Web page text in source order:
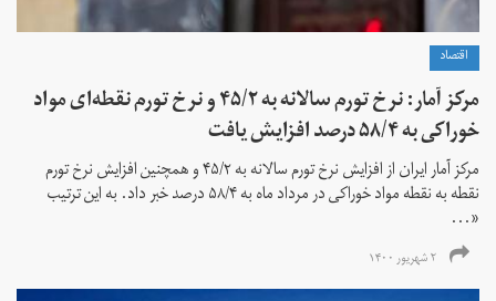
اقتصاد
مرکز آمار: نرخ تورم سالانه به ۴۵/۲ و نرخ تورم نقطه‌ای مواد
خوراکی به ۵۸/۴ درصد افزایش یافت
مرکز آمار ایران از افزایش نرخ تورم سالانه به ۴۵/۲ و همچنین افزایش نرخ تورم
نقطه به نقطه مواد خوراکی در مرداد ماه به ۵۸/۴ درصد خبر داد. به این ترتیب
«...
۲ شهریور ۱۴۰۰